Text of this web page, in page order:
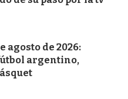
agosto de 2026:
argentino,